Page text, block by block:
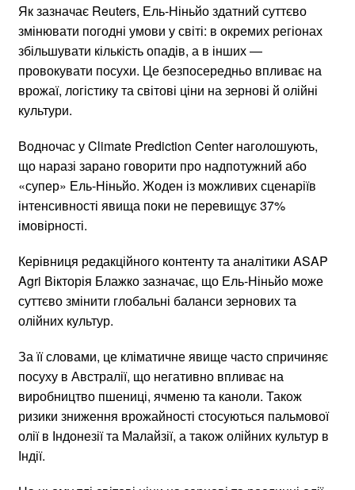
Як зазначає Reuters, Ель-Ніньйо здатний суттєво
змінювати погодні умови у світі: в окремих регіонах
збільшувати кількість опадів, а в інших —
провокувати посухи. Це безпосередньо впливає на
врожаї, логістику та світові ціни на зернові й олійні
культури.
Водночас у Climate Prediction Center наголошують,
що наразі зарано говорити про надпотужний або
«супер» Ель-Ніньйо. Жоден із можливих сценаріїв
інтенсивності явища поки не перевищує 37%
імовірності.
Керівниця редакційного контенту та аналітики ASAP
Agri Вікторія Блажко зазначає, що Ель-Ніньйо може
суттєво змінити глобальні баланси зернових та
олійних культур.
За її словами, це кліматичне явище часто спричиняє
посуху в Австралії, що негативно впливає на
виробництво пшениці, ячменю та каноли. Також
ризики зниження врожайності стосуються пальмової
олії в Індонезії та Малайзії, а також олійних культур в
Індії.